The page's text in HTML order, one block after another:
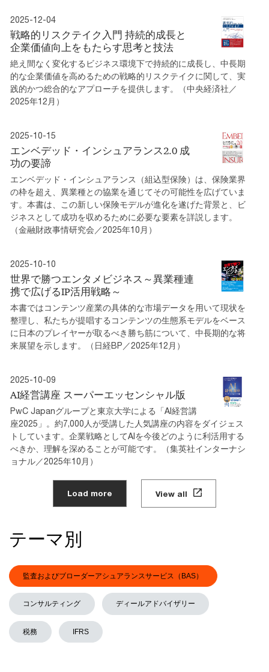
2025-12-04
戦略的リスクテイク入門 持続的成長と
企業価値向上をもたらす思考と技法
絶え間なく変化するビジネス環境下で持続的に成長し、中長期
的な企業価値を高めるための戦略的リスクテイクに関して、実
践的かつ総合的なアプローチを提供します。（中央経済社／
2025年12月）
2025-10-15
エンベデッド・インシュアランス2.0 成
功の要諦
エンベデッド・インシュアランス（組込型保険）は、保険業界
の枠を超え、異業種との協業を通じてその可能性を広げていま
す。本書は、この新しい保険モデルが進化を遂げた背景と、ビ
ジネスとして成功を収めるために必要な要素を詳説します。
（金融財政事情研究会／2025年10月）
2025-10-10
世界で勝つエンタメビジネス～異業種連
携で広げるIP活用戦略～
本書ではコンテンツ産業の具体的な市場データを用いて現状を
整理し、私たちが提唱するコンテンツの生態系モデルをベース
に日本のプレイヤーが取るべき勝ち筋について、中長期的な将
来展望を示します。（日経BP／2025年12月）
2025-10-09
AI経営講座 スーパーエッセンシャル版
PwC Japanグループと東京大学による「AI経営講
座2025」。約7,000人が受講した人気講座の内容をダイジェス
トしています。企業戦略としてAIを今後どのように利活用する
べきか、理解を深めることが可能です。（集英社インターナシ
ョナル／2025年10月）
Load more View all
テーマ別
監査およびブローダーアシュアランスサービス（BAS）
コンサルティング ディールアドバイザリー
税務 IFRS